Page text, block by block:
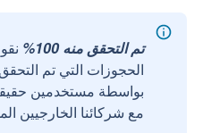
تم التحقق منه 100%
الحجوزات التي تم
مع شركائنا الخارجيين